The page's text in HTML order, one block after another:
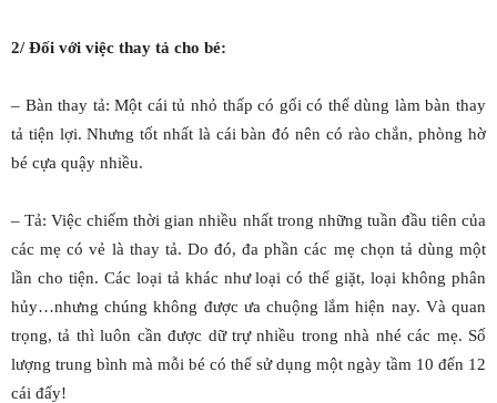
2/ Đối với việc thay tả cho bé:
– Bàn thay tả: Một cái tủ nhỏ thấp có gối có thể dùng làm bàn thay
tả tiện lợi. Nhưng tốt nhất là cái bàn đó nên có rào chắn, phòng hờ
bé cựa quậy nhiều.
– Tả: Việc chiếm thời gian nhiều nhất trong những tuần đầu tiên của
các mẹ có vẻ là thay tả. Do đó, đa phần các mẹ chọn tả dùng một
lần cho tiện. Các loại tả khác như loại có thể giặt, loại không phân
hủy…nhưng chúng không được ưa chuộng lắm hiện nay. Và quan
trọng, tả thì luôn cần được dữ trự nhiều trong nhà nhé các mẹ. Số
lượng trung bình mà mỗi bé có thể sử dụng một ngày tầm 10 đến 12
cái đấy!